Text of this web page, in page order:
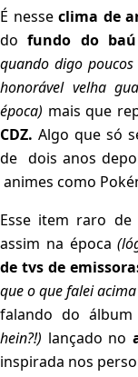
É nesseclima de
do fundo do baú
quando digo
honorável velha
época) mais que
CDZ. Algo que só
de dois anos
animes como
Esse item raro
assim na época
de tvs de
que o que falei
falando do álbum
hein?!) lançado no
inspirada nos